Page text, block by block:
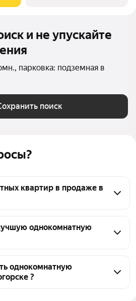
квартир в продаже в
квартир, из них 1
79 объявлений от
однокомнатную
тепловой картой для
и транспортной
однокомнатную
?
и не упускайте
парковка: подземная в
поиск